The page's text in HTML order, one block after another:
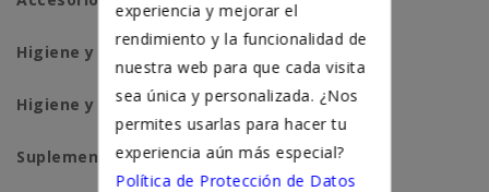
Higiene y salud perros
Higiene y salud gatos
Suplementación natural
experiencia y mejorar el
rendimiento y la funcionalidad de
nuestra web para que cada visita
sea única y personalizada. ¿Nos
permites usarlas para hacer tu
experiencia aún más especial?
Política de Protección de Datos